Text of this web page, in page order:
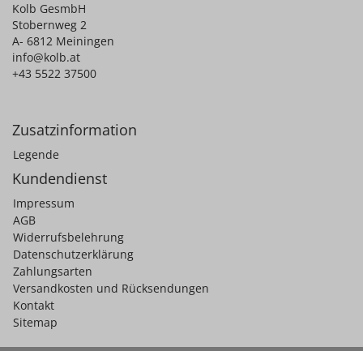
Kolb GesmbH
Stobernweg 2
A- 6812 Meiningen
info@kolb.at
+43 5522 37500
Zusatzinformation
Legende
Kundendienst
Impressum
AGB
Widerrufsbelehrung
Datenschutzerklärung
Zahlungsarten
Versandkosten und Rücksendungen
Kontakt
Sitemap